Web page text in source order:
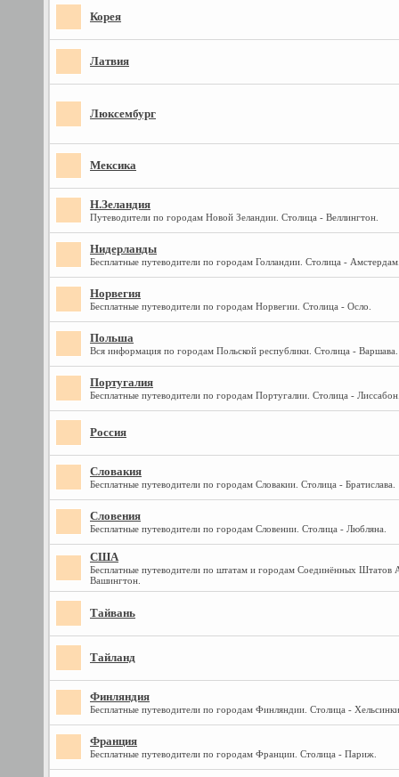
Корея
Латвия
Люксембург
Мексика
Н.Зеландия
Путеводители по городам Новой Зеландии. Столица - Веллингтон.
Нидерланды
Бесплатные путеводители по городам Голландии. Столица -
Норвегия
Бесплатные путеводители по городам Норвегии. Столица - Осло.
Польша
Вся информация по городам Польской республики. Столица - Варшава.
Португалия
Бесплатные путеводители по городам Португалии. Столица -
Россия
Словакия
Бесплатные путеводители по городам Словакии. Столица - Братислава.
Словения
Бесплатные путеводители по городам Словении. Столица - Любляна.
США
Бесплатные путеводители по штатам и городам Соединённых Штатов
Вашингтон.
Тайвань
Тайланд
Финляндия
Бесплатные путеводители по городам Финляндии. Столица -
Франция
Бесплатные путеводители по городам Франции. Столица - Париж.